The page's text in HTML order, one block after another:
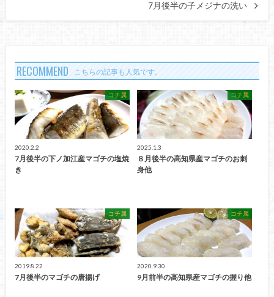
7月後半の子メジナの洗い
RECOMMEND こちらの記事も人気です。
コチ属
2020.2.2
7月後半の下ノ加江産マゴチの塩焼
き
コチ属
2025.1.3
８月後半の高知県産マゴチのお刺
身他
コチ属
2019.8.22
7月後半のマゴチの唐揚げ
コチ属
2020.9.30
9月前半の高知県産マゴチの握り他